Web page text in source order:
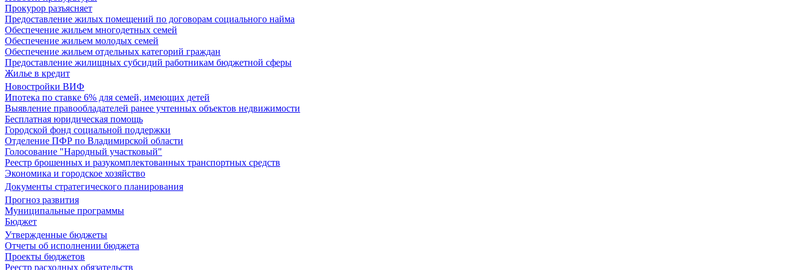
Прокурор разъясняет
Предоставление жилых помещений по договорам социального найма
Обеспечение жильем многодетных семей
Обеспечение жильем молодых семей
Обеспечение жильем отдельных категорий граждан
Предоставление жилищных субсидий работникам бюджетной сферы
Жилье в кредит
Новостройки ВИФ
Ипотека по ставке 6% для семей, имеющих детей
Выявление правообладателей ранее учтенных объектов недвижимости
Бесплатная юридическая помощь
Городской фонд социальной поддержки
Отделение ПФР по Владимирской области
Голосование "Народный участковый"
Реестр брошенных и разукомплектованных транспортных средств
Экономика и городское хозяйство
Документы стратегического планирования
Прогноз развития
Муниципальные программы
Бюджет
Утвержденные бюджеты
Отчеты об исполнении бюджета
Проекты бюджетов
Реестр расходных обязательств